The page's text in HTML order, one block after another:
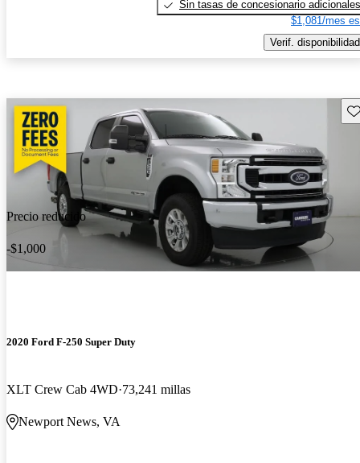
Sin tasas de concesionario adicionales
$1,081/mes
Verif. disponibilidad
Precio reducido
-$1,000
2020 Ford F-250 Super Duty
XLT Crew Cab 4WD 73,241 millas
Newport News, VA